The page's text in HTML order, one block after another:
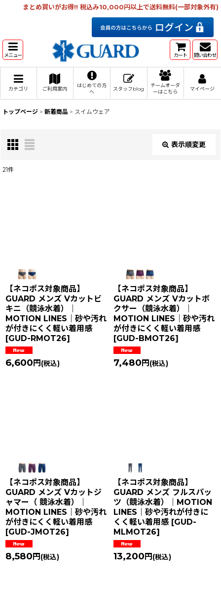
まとめ買いがお得!! 税込み10,000円以上で送料無料(一部対象外有)
メニュー カート 問い合わせ
カテゴリ ご利用案内
はじめての方
へ
スタッフblog
チームオーダ
ーはこちら
マイページ
トップページ > 新着商品 > スイムウェア
表示順変更
絞り込む
21件
【ネコポス対象商品】
GUARD メンズ Vカットビ
キニ（競泳水着）｜
MOTION LINES｜砂や汚れ
が付きにくく軽い着用感
[GUD-RMOT26]
6,600 円 (税込)
【ネコポス対象商品】
GUARD メンズ Vカットボ
クサー（競泳水着）｜
MOTION LINES｜砂や汚れ
が付きにくく軽い着用感
[GUD-BMOT26]
7,480 円 (税込)
【ネコポス対象商品】
GUARD メンズ Vカットジ
ャマー（ 競泳水着）｜
MOTION LINES｜砂や汚れ
が付きにくく軽い着用感
[GUD-JMOT26]
8,580 円 (税込)
【ネコポス対象商品】
GUARD メンズ フルスパッ
ツ（競泳水着）｜MOTION
LINES｜砂や汚れが付きに
くく軽い着用感 [GUD-
MLMOT26]
13,200 円 (税込)